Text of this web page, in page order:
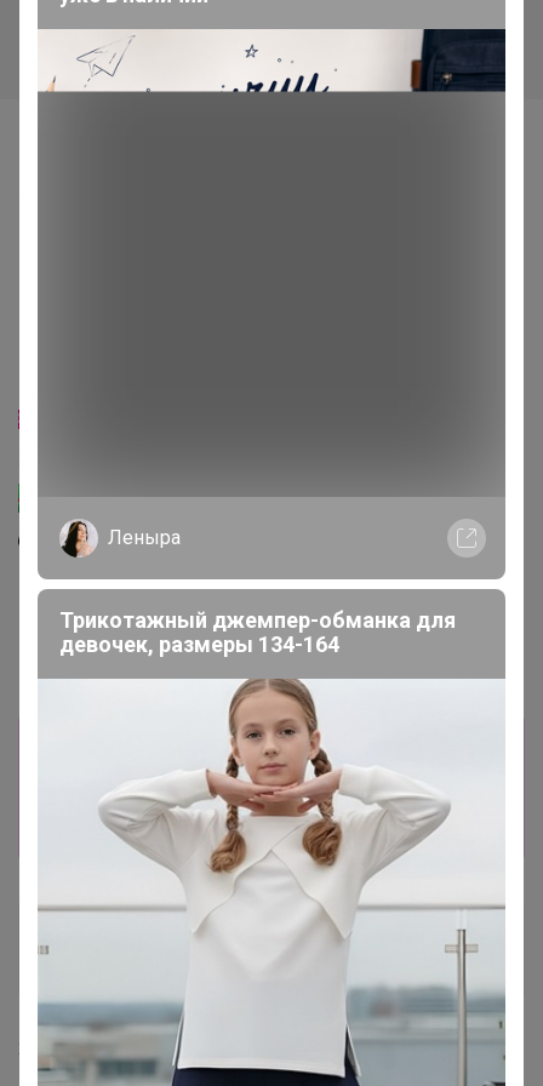
Туфли для девочки 23СМФ
черный лак
Информация о заказах доступна
лишь членам клуба
Показать
ирсен62
23 декабря, 2021 13:44
Леныра
Трикотажный джемпер-обманка для
девочек, размеры 134-164